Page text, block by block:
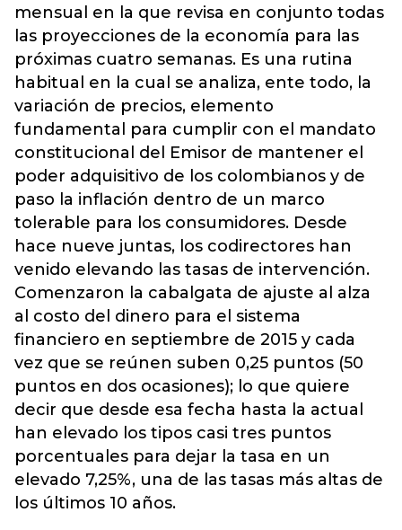
mensual en la que revisa en conjunto todas
las proyecciones de la economía para las
próximas cuatro semanas. Es una rutina
habitual en la cual se analiza, ente todo, la
variación de precios, elemento
fundamental para cumplir con el mandato
constitucional del Emisor de mantener el
poder adquisitivo de los colombianos y de
paso la inflación dentro de un marco
tolerable para los consumidores. Desde
hace nueve juntas, los codirectores han
venido elevando las tasas de intervención.
Comenzaron la cabalgata de ajuste al alza
al costo del dinero para el sistema
financiero en septiembre de 2015 y cada
vez que se reúnen suben 0,25 puntos (50
puntos en dos ocasiones); lo que quiere
decir que desde esa fecha hasta la actual
han elevado los tipos casi tres puntos
porcentuales para dejar la tasa en un
elevado 7,25%, una de las tasas más altas de
los últimos 10 años.